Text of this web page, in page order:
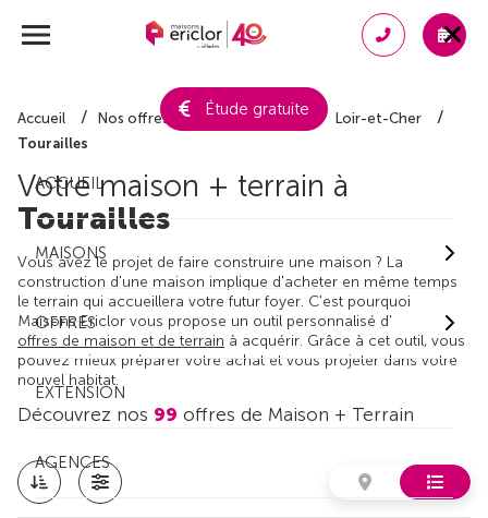
Étude gratuite
ACCUEIL
MAISONS
OFFRES
EXTENSION
AGENCES
Accueil Nos offres de maison + terrain
Loir-et-Cher
Tourailles
Votre maison + terrain à
Tourailles
Vous avez le projet de faire construire une maison ? La
construction d'une maison implique d'acheter en même temps
le terrain qui accueillera votre futur foyer. C'est pourquoi
Maisons Ericlor vous propose un outil personnalisé d'
offres de maison et de terrain à acquérir. Grâce à cet outil, vous
pouvez mieux préparer votre achat et vous projeter dans votre
nouvel habitat.
Découvrez nos 99 offres de Maison + Terrain